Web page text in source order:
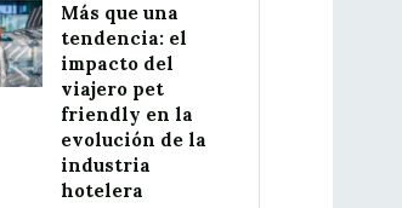
Más que una
tendencia: el
impacto del
viajero pet
friendly en la
evolución de la
industria
hotelera